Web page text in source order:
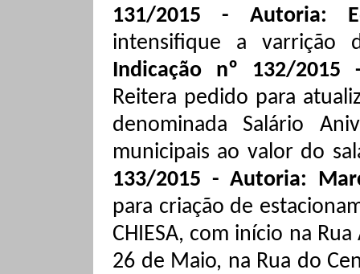
131/2015 - Autoria:
intensifique a varrição
Indicação nº 132/
Reitera pedido para
denominada Salário
municipais ao valor do
133/2015 - Autoria:
para criação de
CHIESA, com início na
26 de Maio, na Rua do